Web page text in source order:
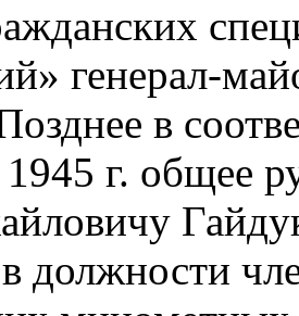
генерал-
в
г. общее
должности